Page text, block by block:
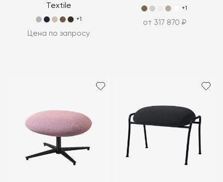
Textile
+1
Цена по запросу
+1
от 317 870 ₽